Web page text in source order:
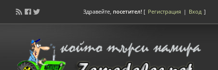
Здравейте, посетител! [ Регистрация | Вход ]